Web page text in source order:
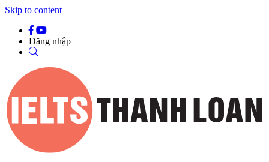
Skip to content
Đăng nhập